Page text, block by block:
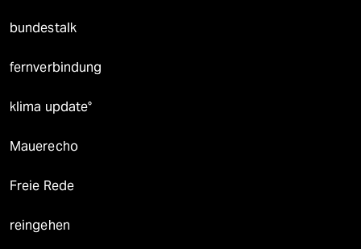
bundestalk
fernverbindung
klima update°
Mauerecho
Freie Rede
reingehen